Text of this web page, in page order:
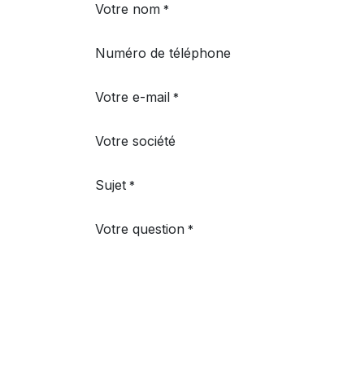
Votre nom *
Numéro de téléphone
Votre e-mail *
Votre société
Sujet *
Votre question *